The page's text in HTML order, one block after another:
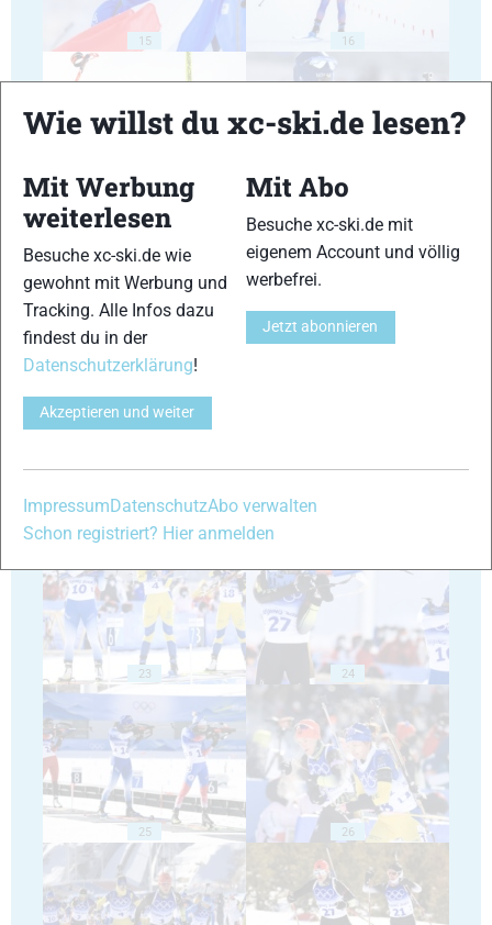
15 16
17 18
19
21
23 24
25 26
Wie willst du xc-ski.de lesen?
Mit Werbung
weiterlesen
Besuche xc-ski.de wie
gewohnt mit Werbung und
Tracking. Alle Infos dazu
findest du in der
Datenschutzerklärung!
Akzeptieren und weiter
Mit Abo
Besuche xc-ski.de mit
eigenem Account und völlig
werbefrei.
Jetzt abonnieren
Impressum DatenschutzAbo verwalten
Schon registriert? Hier anmelden